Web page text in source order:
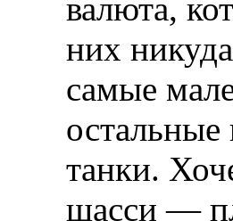
валюта,
них
самые
танки.
шасси —